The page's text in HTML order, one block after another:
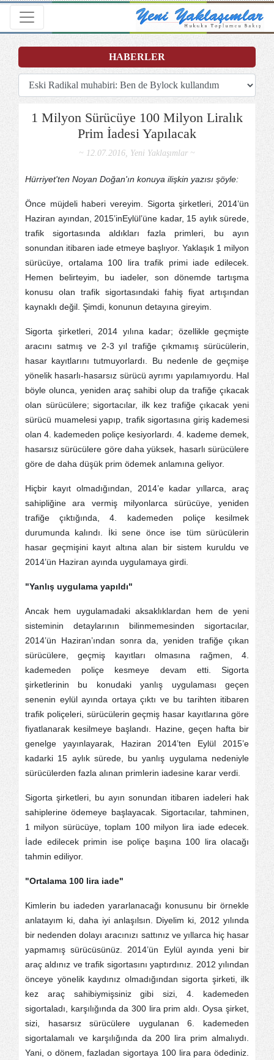
Toggle navigation
1 Milyon Sürücüye 100 Milyon Liralık
Prim İadesi Yapılacak
~ 12.07.2016, Yeni Yaklaşımlar ~
Hürriyet'ten Noyan Doğan'ın konuya ilişkin yazısı şöyle:
Önce müjdeli haberi vereyim. Sigorta şirketleri, 2014’ün
Haziran ayından, 2015’inEylül’üne kadar, 15 aylık sürede,
trafik sigortasında aldıkları fazla primleri, bu ayın
sonundan itibaren iade etmeye başlıyor. Yaklaşık 1 milyon
sürücüye, ortalama 100 lira trafik primi iade edilecek.
Hemen belirteyim, bu iadeler, son dönemde tartışma
konusu olan trafik sigortasındaki fahiş fiyat artışından
kaynaklı değil. Şimdi, konunun detayına gireyim.
Sigorta şirketleri, 2014 yılına kadar; özellikle geçmişte
aracını satmış ve 2-3 yıl trafiğe çıkmamış sürücülerin,
hasar kayıtlarını tutmuyorlardı. Bu nedenle de geçmişe
yönelik hasarlı-hasarsız sürücü ayrımı yapılamıyordu. Hal
böyle olunca, yeniden araç sahibi olup da trafiğe çıkacak
olan sürücülere; sigortacılar, ilk kez trafiğe çıkacak yeni
sürücü muamelesi yapıp, trafik sigortasına giriş kademesi
olan 4. kademeden poliçe kesiyorlardı. 4. kademe demek,
hasarsız sürücülere göre daha yüksek, hasarlı sürücülere
göre de daha düşük prim ödemek anlamına geliyor.
Hiçbir kayıt olmadığından, 2014’e kadar yıllarca, araç
sahipliğine ara vermiş milyonlarca sürücüye, yeniden
trafiğe çıktığında, 4. kademeden poliçe kesilmek
durumunda kalındı. İki sene önce ise tüm sürücülerin
hasar geçmişini kayıt altına alan bir sistem kuruldu ve
2014’ün Haziran ayında uygulamaya girdi.
"Yanlış uygulama yapıldı"
Ancak hem uygulamadaki aksaklıklardan hem de yeni
sisteminin detaylarının bilinmemesinden sigortacılar,
2014’ün Haziran’ından sonra da, yeniden trafiğe çıkan
sürücülere, geçmiş kayıtları olmasına rağmen, 4.
kademeden poliçe kesmeye devam etti. Sigorta
şirketlerinin bu konudaki yanlış uygulaması geçen
senenin eylül ayında ortaya çıktı ve bu tarihten itibaren
trafik poliçeleri, sürücülerin geçmiş hasar kayıtlarına göre
fiyatlanarak kesilmeye başlandı. Hazine, geçen hafta bir
genelge yayınlayarak, Haziran 2014’ten Eylül 2015’e
kadarki 15 aylık sürede, bu yanlış uygulama nedeniyle
sürücülerden fazla alınan primlerin iadesine karar verdi.
Sigorta şirketleri, bu ayın sonundan itibaren iadeleri hak
sahiplerine ödemeye başlayacak. Sigortacılar, tahminen,
1 milyon sürücüye, toplam 100 milyon lira iade edecek.
İade edilecek primin ise poliçe başına 100 lira olacağı
tahmin ediliyor.
"Ortalama 100 lira iade"
Kimlerin bu iadeden yararlanacağı konusunu bir örnekle
anlatayım ki, daha iyi anlaşılsın. Diyelim ki, 2012 yılında
bir nedenden dolayı aracınızı sattınız ve yıllarca hiç hasar
yapmamış sürücüsünüz. 2014’ün Eylül ayında yeni bir
araç aldınız ve trafik sigortasını yaptırdınız. 2012 yılından
önceye yönelik kaydınız olmadığından sigorta şirketi, ilk
kez araç sahibiymişsiniz gibi sizi, 4. kademeden
sigortaladı, karşılığında da 300 lira prim aldı. Oysa şirket,
sizi, hasarsız sürücülere uygulanan 6. kademeden
sigortalamalı ve karşılığında da 200 lira prim almalıydı.
Yani, o dönem, fazladan sigortaya 100 lira para ödediniz.
HABERLER